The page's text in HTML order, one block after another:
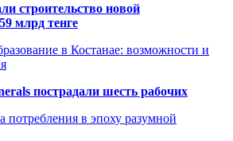
строительство новой
млрд тенге
в Костанае: возможности и
пострадали шесть рабочих
потребления в эпоху разумной